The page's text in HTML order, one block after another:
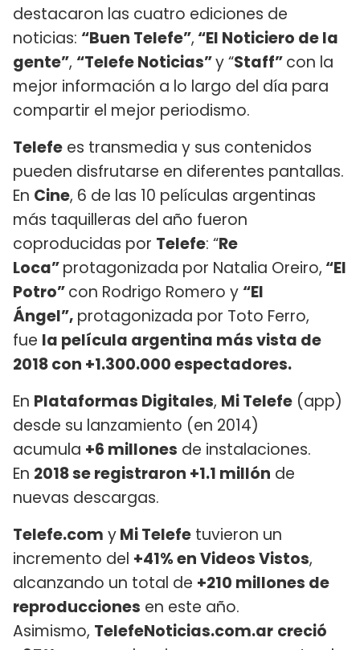
destacaron las cuatro ediciones de
noticias: “Buen Telefe”, “El Noticiero de la
gente”, “Telefe Noticias”y “Staff”con la
mejor información a lo largo del día para
compartir el mejor periodismo.
Telefe es transmedia y sus contenidos
pueden disfrutarse en diferentes pantallas.
En Cine, 6 de las 10 películas argentinas
más taquilleras del año fueron
coproducidas por Telefe: “Re
Loca”protagonizada por Natalia Oreiro, “El
Potro”con Rodrigo Romero y “El
Ángel”, protagonizada por Toto Ferro,
fue la película argentina más vista de
2018 con +1.300.000 espectadores.
En Plataformas Digitales, Mi Telefe (app)
desde su lanzamiento (en 2014)
acumula +6 millones de instalaciones.
En 2018 se registraron +1.1 millón de
nuevas descargas.
Telefe.com yMi Telefe tuvieron un
incremento del +41% en Videos Vistos,
alcanzando un total de +210 millones de
reproducciones en este año.
Asimismo, TelefeNoticias.com.ar creció